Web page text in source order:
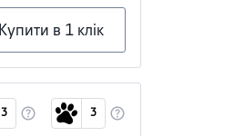
Купити в 1 клiк
3 3